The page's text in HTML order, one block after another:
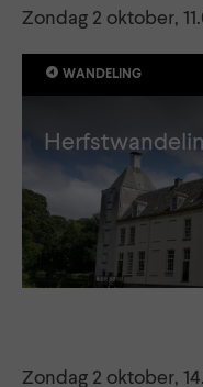
Zondag 2 oktober,
WANDELING
Zondag 2 oktober,